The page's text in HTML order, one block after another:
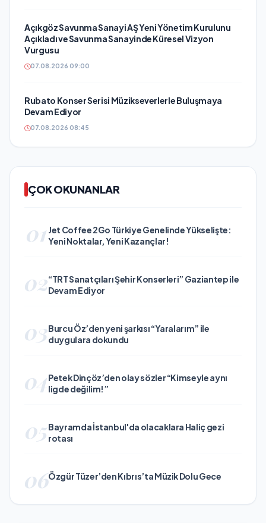
Açıkgöz Savunma Sanayi AŞ Yeni Yönetim Kurulunu
Açıkladı ve Savunma Sanayinde Küresel Vizyon
Vurgusu
07.08.2026 09:00
Rubato Konser Serisi Müzikseverlerle Buluşmaya
Devam Ediyor
07.08.2026 08:45
ÇOK OKUNANLAR
01 Jet Coffee 2Go Türkiye Genelinde Yükselişte:
Yeni Noktalar, Yeni Kazançlar!
02“TRT Sanatçıları Şehir Konserleri” Gaziantep ile
Devam Ediyor
03Burcu Öz’den yeni şarkısı “Yaralarım” ile
duygulara dokundu
04Petek Dinçöz’den olay sözler “Kimseyle aynı
ligde değilim!”
05Bayramda İstanbul'da olacaklara Haliç gezi
rotası
06Özgür Tüzer’den Kıbrıs’ta Müzik Dolu Gece